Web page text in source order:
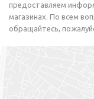
предоставляем
магазинах. По всем
обращайтесь,